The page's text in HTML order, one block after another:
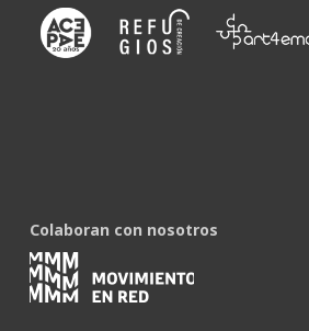
Colaboran con nosotros